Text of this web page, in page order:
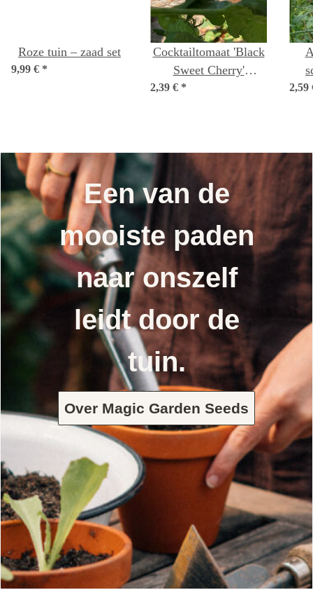
Roze tuin – zaad set
9,99 € *
Cocktailtomaat 'Black
Sweet Cherry'
(Solanum
2,39 € * 2,59
Een van de
mooiste paden
naar onszelf
leidt door de
tuin.
Over Magic Garden Seeds